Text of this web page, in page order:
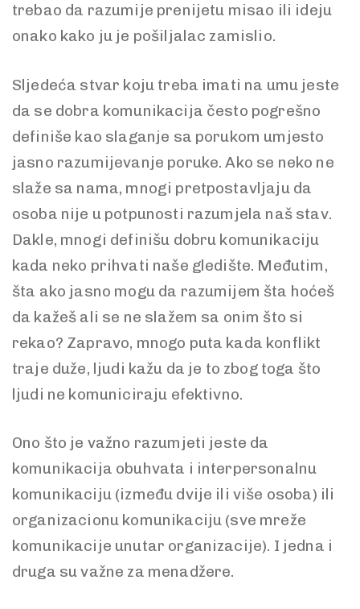
trebao da razumije prenijetu misao ili ideju
onako kako ju je pošiljalac zamislio.
Sljedeća stvar koju treba imati na umu jeste
da se dobra komunikacija često pogrešno
definiše kao slaganje sa porukom umjesto
jasno razumijevanje poruke. Ako se neko ne
slaže sa nama, mnogi pretpostavljaju da
osoba nije u potpunosti razumjela naš stav.
Dakle, mnogi definišu dobru komunikaciju
kada neko prihvati naše gledište. Međutim,
šta ako jasno mogu da razumijem šta hoćeš
da kažeš ali se ne slažem sa onim što si
rekao? Zapravo, mnogo puta kada konflikt
traje duže, ljudi kažu da je to zbog toga što
ljudi ne komuniciraju efektivno.
Ono što je važno razumjeti jeste da
komunikacija obuhvata i interpersonalnu
komunikaciju (između dvije ili više osoba) ili
organizacionu komunikaciju (sve mreže
komunikacije unutar organizacije). I jedna i
druga su važne za menadžere.